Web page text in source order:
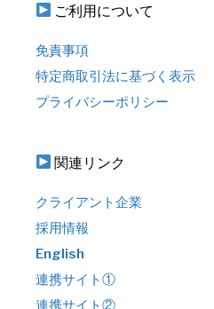
ご利用について
免責事項
特定商取引法に基づく表示
プライバシーポリシー
関連リンク
クライアント企業
採用情報
English
連携サイト①
連携サイト②